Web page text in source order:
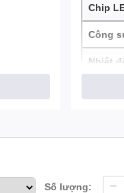
bật
Chip
Công
Nhiệt
Cấp
Số lượng: